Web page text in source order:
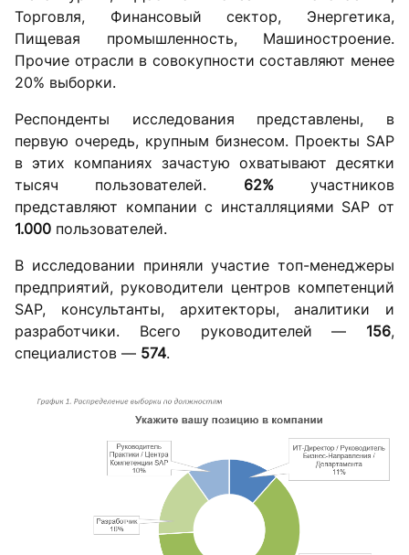
Торговля, Финансовый сектор, Энергетика,
Пищевая промышленность, Машиностроение.
Прочие отрасли в совокупности составляют менее
20% выборки.
Респонденты исследования представлены, в
первую очередь, крупным бизнесом. Проекты SAP
в этих компаниях зачастую охватывают десятки
тысяч пользователей. 62%участников
представляют компании с инсталляциями SAP от
1.000 пользователей.
В исследовании приняли участие топ-менеджеры
предприятий, руководители центров компетенций
SAP, консультанты, архитекторы, аналитики и
разработчики. Всего руководителей — 156,
специалистов — 574.